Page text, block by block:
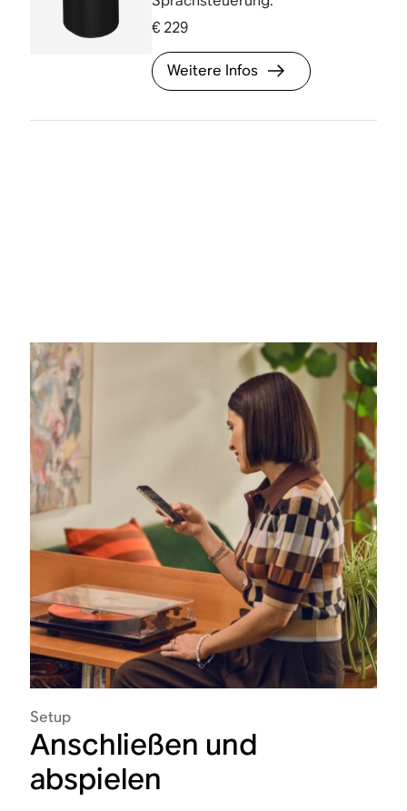
€ 229
Weitere Infos
Setup
Anschließen und
abspielen